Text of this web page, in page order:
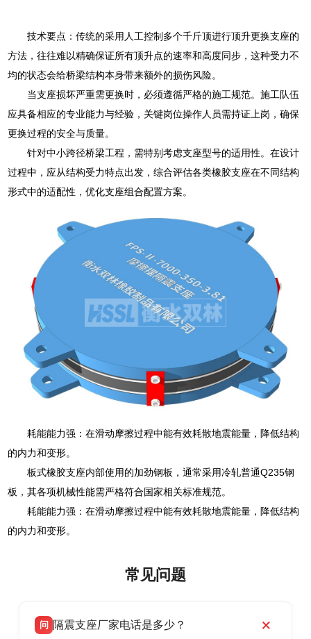
技术要点：传统的采用人工控制多个千斤顶进行顶升更换支座的
方法，往往难以精确保证所有顶升点的速率和高度同步，这种受力不
均的状态会给桥梁结构本身带来额外的损伤风险。
当支座损坏严重需更换时，必须遵循严格的施工规范。施工队伍
应具备相应的专业能力与经验，关键岗位操作人员需持证上岗，确保
更换过程的安全与质量。
针对中小跨径桥梁工程，需特别考虑支座型号的适用性。在设计
过程中，应从结构受力特点出发，综合评估各类橡胶支座在不同结构
形式中的适配性，优化支座组合配置方案。
耗能能力强：在滑动摩擦过程中能有效耗散地震能量，降低结构
的内力和变形。
板式橡胶支座内部使用的加劲钢板，通常采用冷轧普通Q235钢
板，其各项机械性能需严格符合国家相关标准规范。
耗能能力强：在滑动摩擦过程中能有效耗散地震能量，降低结构
的内力和变形。
常见问题
问 隔震支座厂家电话是多少？